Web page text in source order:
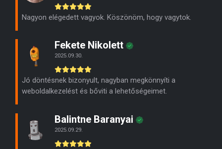
Nagyon elégedett vagyok. Köszönöm, hogy vagytok.
Fekete Nikolett
2025.09.30.
Jó döntésnek bizonyult, nagyban megkönnyíti a
weboldalkezelést és bőviti a lehetőségeimet.
Balintne Baranyai
2025.09.29.